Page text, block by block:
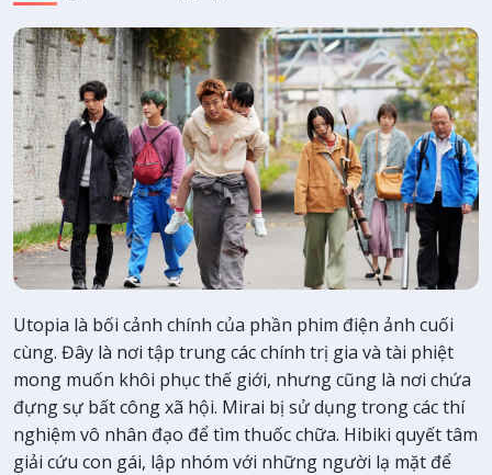
Utopia là bối cảnh chính của phần phim điện ảnh cuối
cùng. Đây là nơi tập trung các chính trị gia và tài phiệt
mong muốn khôi phục thế giới, nhưng cũng là nơi chứa
đựng sự bất công xã hội. Mirai bị sử dụng trong các thí
nghiệm vô nhân đạo để tìm thuốc chữa. Hibiki quyết tâm
giải cứu con gái, lập nhóm với những người lạ mặt để